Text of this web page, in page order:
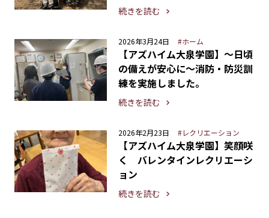
続きを読む
2026年3月24日 #ホーム
【アズハイム大泉学園】〜日頃
の備えが安心に〜消防・防災訓
練を実施しました。
続きを読む
2026年2月23日 #レクリエーション
【アズハイム大泉学園】笑顔咲
く バレンタインレクリエーシ
ョン
続きを読む